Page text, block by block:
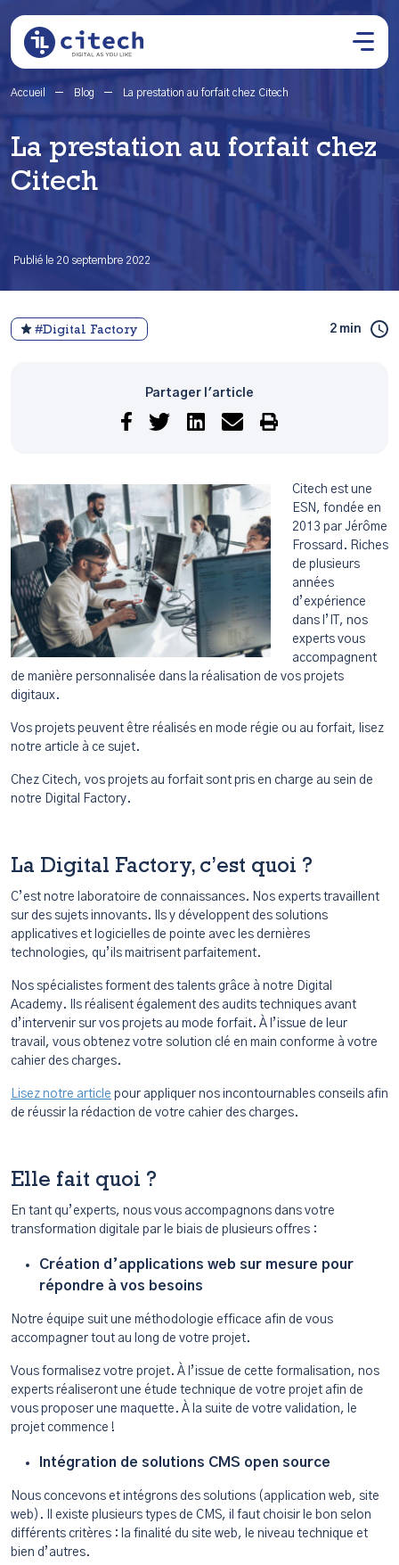
Accueil Blog La prestation au forfait chez Citech
La prestation au forfait chez
Citech
Publié le 20 septembre 2022
#Digital Factory 2 min
Partager l'article
Citech est une
ESN, fondée en
2013 par Jérôme
Frossard. Riches
de plusieurs
années
d’expérience
dans l’IT, nos
experts vous
accompagnent
de manière personnalisée dans la réalisation de vos projets
digitaux.
Vos projets peuvent être réalisés en mode régie ou au forfait, lisez
notre article à ce sujet.
Chez Citech, vos projets au forfait sont pris en charge au sein de
notre Digital Factory.
La Digital Factory, c’est quoi ?
C’est notre laboratoire de connaissances. Nos experts travaillent
sur des sujets innovants. Ils y développent des solutions
applicatives et logicielles de pointe avec les dernières
technologies, qu’ils maitrisent parfaitement.
Nos spécialistes forment des talents grâce à notre Digital
Academy. Ils réalisent également des audits techniques avant
d’intervenir sur vos projets au mode forfait. À l’issue de leur
travail, vous obtenez votre solution clé en main conforme à votre
cahier des charges.
Lisez notre article pour appliquer nos incontournables conseils afin
de réussir la rédaction de votre cahier des charges.
Elle fait quoi ?
En tant qu’experts, nous vous accompagnons dans votre
transformation digitale par le biais de plusieurs offres :
Création d’applications web sur mesure pour
répondre à vos besoins
Notre équipe suit une méthodologie efficace afin de vous
accompagner tout au long de votre projet.
Vous formalisez votre projet. À l’issue de cette formalisation, nos
experts réaliseront une étude technique de votre projet afin de
vous proposer une maquette. À la suite de votre validation, le
projet commence !
Intégration de solutions CMS open source
Nous concevons et intégrons des solutions (application web, site
web). Il existe plusieurs types de CMS, il faut choisir le bon selon
différents critères : la finalité du site web, le niveau technique et
bien d’autres.